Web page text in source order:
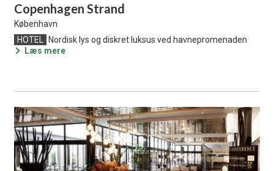
Copenhagen Strand
København
HOTEL
Nordisk lys og diskret luksus ved havnepromenaden
Læs mere